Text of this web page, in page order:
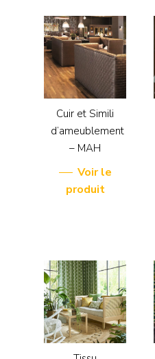
Cuir et Simili
d’ameublement
– MAH
Voir le
produit